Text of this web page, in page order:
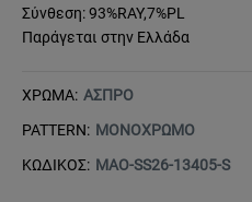
Σύνθεση: 93%RAY,7%PL
Παράγεται στην Ελλάδα
ΧΡΩΜΑ: ΑΣΠΡΟ
PATTERN: ΜΟΝΟΧΡΩΜΟ
ΚΩΔΙΚΟΣ: MAO-SS26-13405-S